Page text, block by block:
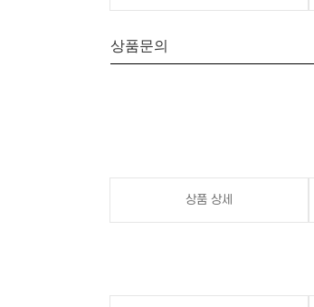
상품문의
상품 상세